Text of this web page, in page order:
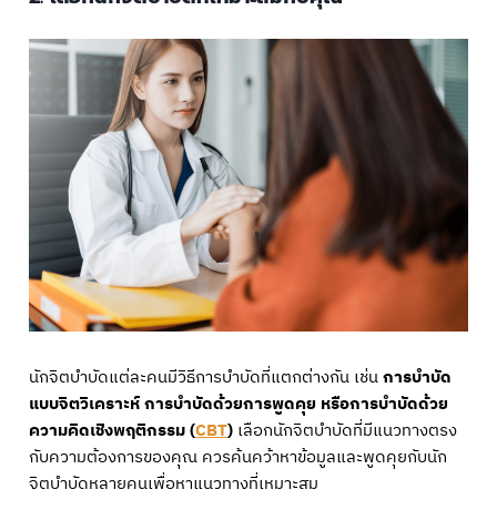
นักจิตบำบัดแต่ละคนมีวิธีการบำบัดที่แตกต่างกัน เช่นการบำบัด
แบบจิตวิเคราะห์ การบำบัดด้วยการพูดคุย หรือการบำบัดด้วย
ความคิดเชิงพฤติกรรม (CBT) เลือกนักจิตบำบัดที่มีแนวทางตรง
กับความต้องการของคุณ ควรค้นคว้าหาข้อมูลและพูดคุยกับนัก
จิตบำบัดหลายคนเพื่อหาแนวทางที่เหมาะสม